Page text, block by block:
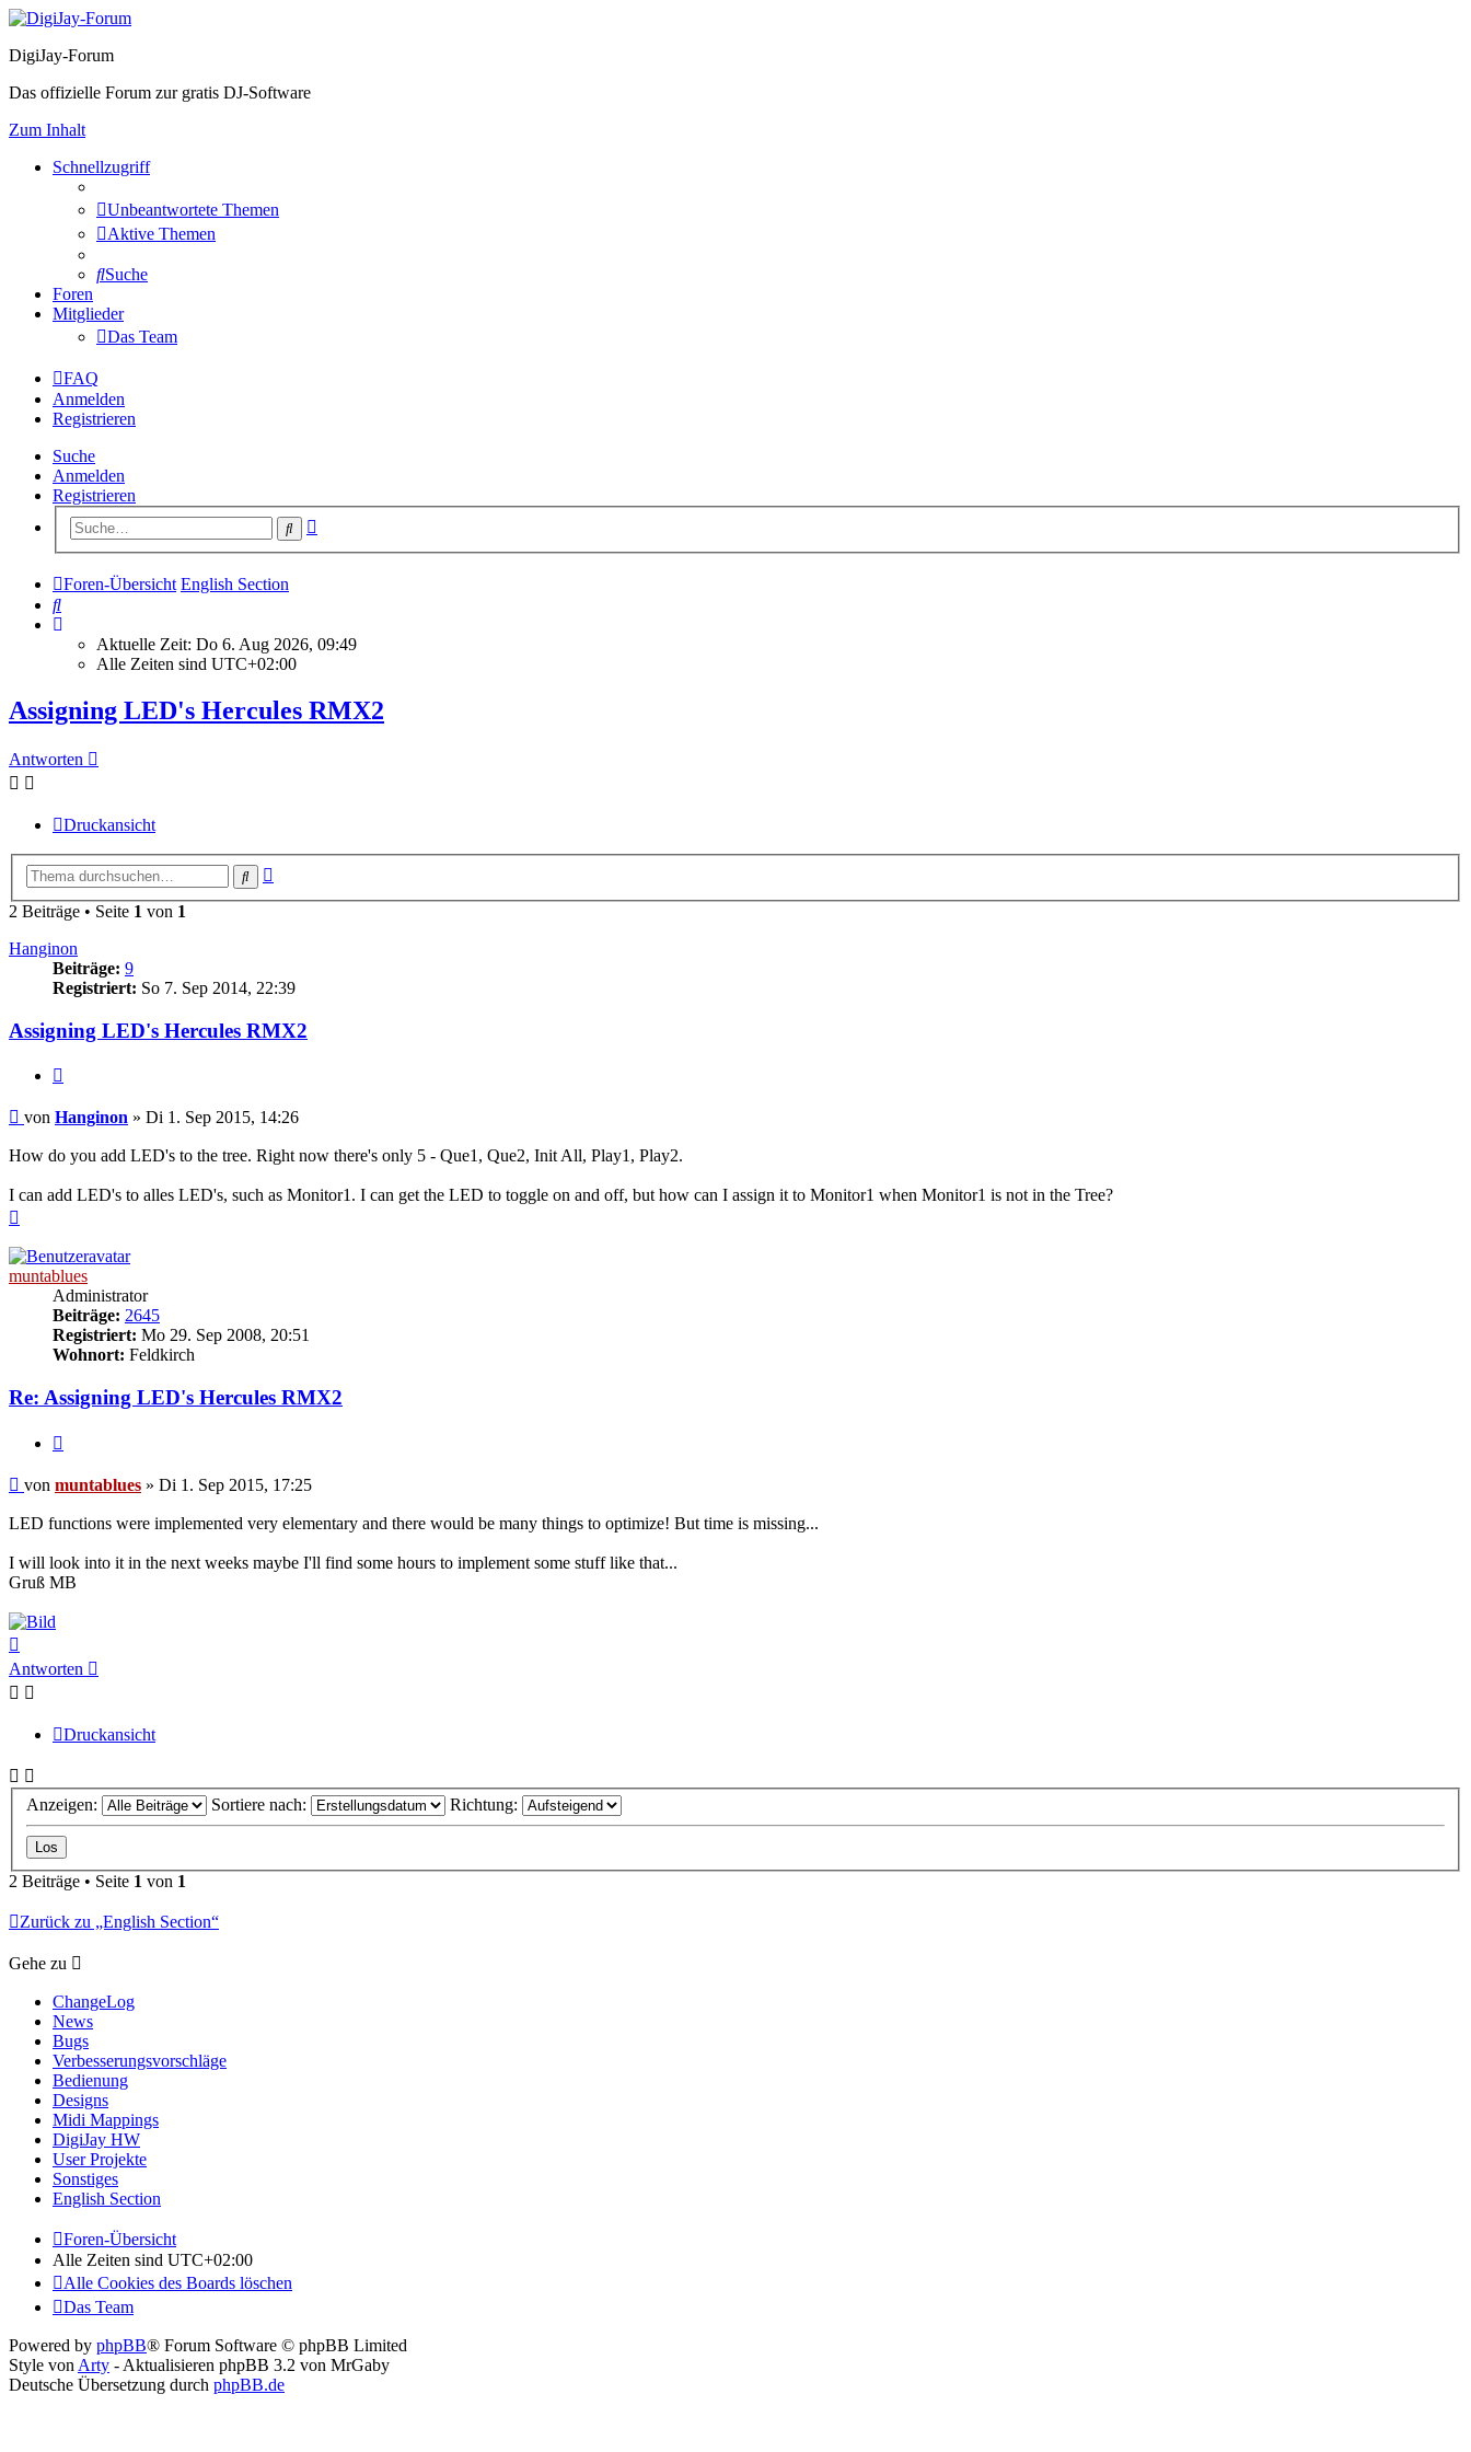
DigiJay-Forum
Das offizielle Forum zur gratis DJ-Software
Zum Inhalt
Schnellzugriff
Unbeantwortete Themen
Aktive Themen
Suche
Foren
Mitglieder
Das Team
FAQ
Anmelden
Registrieren
Suche
Anmelden
Registrieren
Suche
Foren-Übersicht English Section
Suche
Aktuelle Zeit: Do 6. Aug 2026, 09:49
Alle Zeiten sind UTC+02:00
Assigning LED's Hercules RMX2
Antworten
Druckansicht
Suche
2 Beiträge • Seite 1 von 1
Hanginon
Beiträge: 9
Registriert: So 7. Sep 2014, 22:39
Assigning LED's Hercules RMX2
Beitrag
von Hanginon » Di 1. Sep 2015, 14:26
How do you add LED's to the tree. Right now there's only 5 - Que1, Que2, Init All, Play1, Play2.
I can add LED's to alles LED's, such as Monitor1. I can get the LED to toggle on and off, but how can I assign it to Monitor1 when Monitor1 is not in the Tree?
muntablues
Administrator
Beiträge: 2645
Registriert: Mo 29. Sep 2008, 20:51
Wohnort: Feldkirch
Re: Assigning LED's Hercules RMX2
Beitrag
von muntablues » Di 1. Sep 2015, 17:25
LED functions were implemented very elementary and there would be many things to optimize! But time is missing...
I will look into it in the next weeks maybe I'll find some hours to implement some stuff like that...
Gruß MB
oben
Antworten
Druckansicht
Anzeigen: Sortiere nach: Richtung:
2 Beiträge • Seite 1 von 1
Zurück zu „English Section“
Gehe zu
ChangeLog
News
Bugs
Verbesserungsvorschläge
Bedienung
Designs
Midi Mappings
DigiJay HW
User Projekte
Sonstiges
English Section
Foren-Übersicht
Alle Zeiten sind UTC+02:00
Alle Cookies des Boards löschen
Das Team
Powered by phpBB® Forum Software © phpBB Limited
Style vonArty - Aktualisieren phpBB 3.2 von MrGaby
Deutsche Übersetzung durch phpBB.de